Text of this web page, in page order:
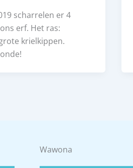
scharrelen er 4
erf. Het ras:
krielkippen.
Wawona